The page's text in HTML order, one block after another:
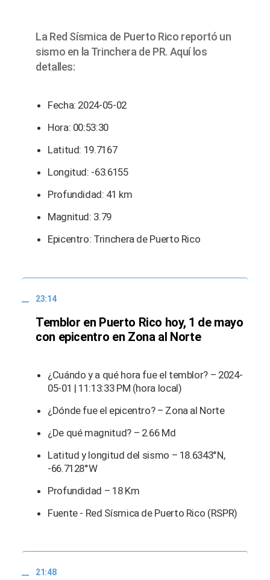
La Red Sísmica de Puerto Rico reportó un
sismo en la Trinchera de PR. Aquí los
detalles:
Fecha: 2024-05-02
Hora: 00:53:30
Latitud: 19.7167
Longitud: -63.6155
Profundidad: 41 km
Magnitud: 3.79
Epicentro: Trinchera de Puerto Rico
23:14
Temblor en Puerto Rico hoy, 1 de mayo
con epicentro en Zona al Norte
¿Cuándo y a qué hora fue el temblor? – 2024-
05-01 | 11:13:33 PM (hora local)
¿Dónde fue el epicentro? – Zona al Norte
¿De qué magnitud? – 2.66 Md
Latitud y longitud del sismo – 18.6343°N,
-66.7128°W
Profundidad – 18 Km
Fuente - Red Sísmica de Puerto Rico (RSPR)
21:48